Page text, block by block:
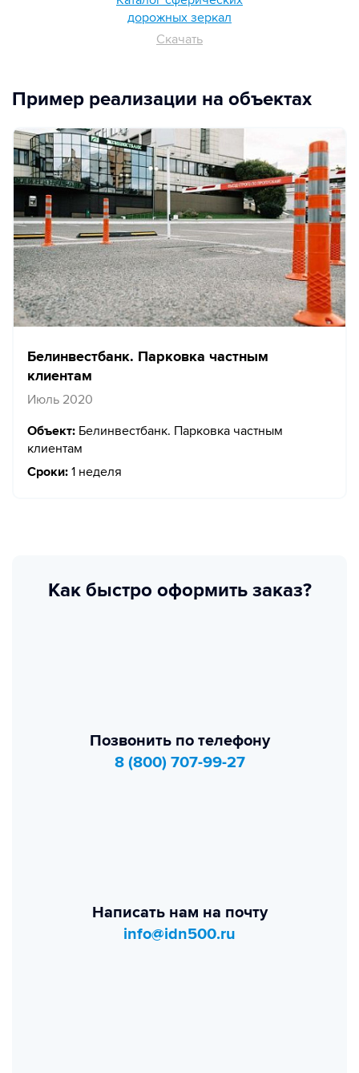
дорожных зеркал
Скачать
Пример реализации на объектах
Белинвестбанк. Парковка частным
клиентам
Июль 2020
Объект: Белинвестбанк. Парковка частным
клиентам
Сроки: 1 неделя
Как быстро оформить заказ?
Позвонить по телефону
8 (800) 707-99-27
Написать нам на почту
info@idn500.ru